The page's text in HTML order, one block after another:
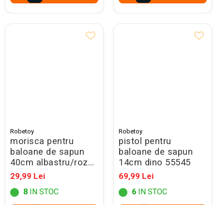
Robetoy
morisca pentru
baloane de sapun
40cm albastru/roz
55014
29,99 Lei
8 IN STOC
Robetoy
pistol pentru
baloane de sapun
14cm dino 55545
69,99 Lei
6 IN STOC